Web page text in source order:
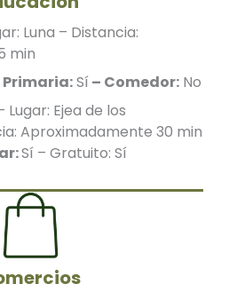
Luna – Distancia:
min
Sí – Comedor: No
Lugar: Ejea de los
Aproximadamente 30 min
Sí – Gratuito: Sí